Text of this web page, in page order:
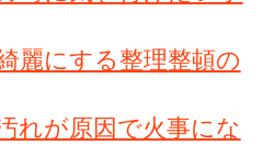
麗にする整理整頓の
れが原因で火事にな